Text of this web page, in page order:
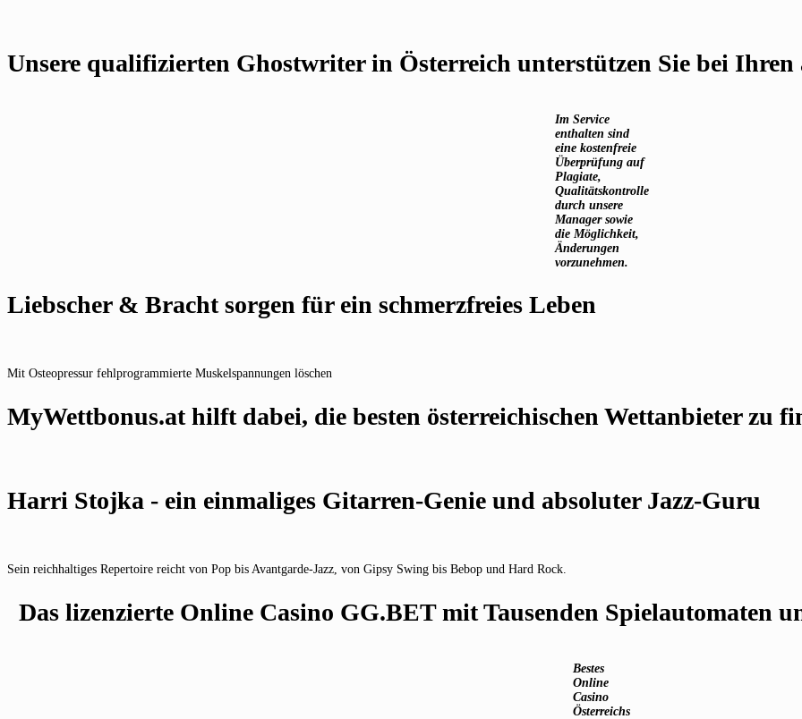
Unsere qualifizierten Ghostwriter in Österreich unterstützen Sie bei Ihren
Im Service
enthalten sind
eine kostenfreie
Überprüfung auf
Plagiate,
Qualitätskontrolle
durch unsere
Manager sowie
die Möglichkeit,
Änderungen
vorzunehmen.
Liebscher & Bracht sorgen für ein schmerzfreies Leben
Mit Osteopressur fehlprogrammierte Muskelspannungen löschen
MyWettbonus.at hilft dabei, die besten österreichischen Wettanbieter zu
Harri Stojka - ein einmaliges Gitarren-Genie und absoluter Jazz-Guru
Sein reichhaltiges Repertoire reicht von Pop bis Avantgarde-Jazz, von Gipsy Swing bis Bebop und Hard Rock.
Das lizenzierte Online Casino GG.BET mit Tausenden Spielautomaten
Bestes
Online
Casino
Österreichs